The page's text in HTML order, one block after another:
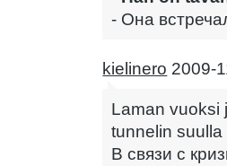
- Она
kielinero 2009-
Laman vuoksi
tunnelin
В связи с